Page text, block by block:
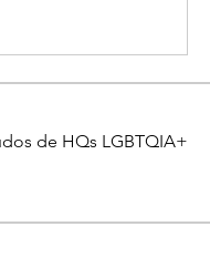
de HQs LGBTQIA+